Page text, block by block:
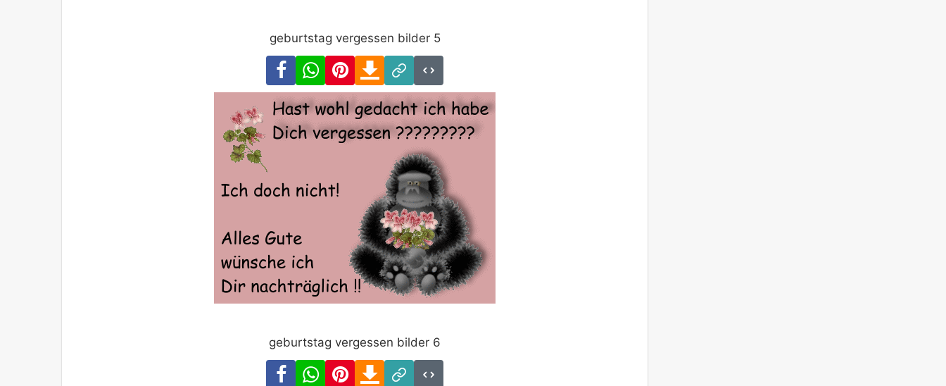
geburtstag vergessen bilder 5
FacebookWhatsAppPinterestDownload
Link
geburtstag vergessen bilder 6
FacebookWhatsAppPinterestDownload